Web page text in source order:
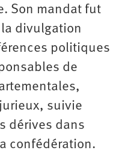
Son mandat fut
divulgation
politiques
de
suivie
dérives dans
confédération.